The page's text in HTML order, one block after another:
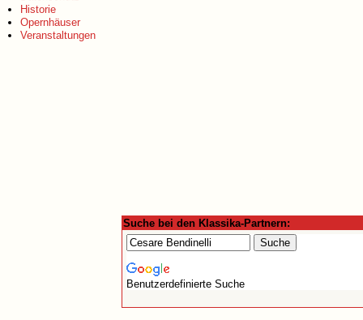
Historie
Opernhäuser
Veranstaltungen
Suche bei den Klassika-Partnern:
Benutzerdefinierte Suche